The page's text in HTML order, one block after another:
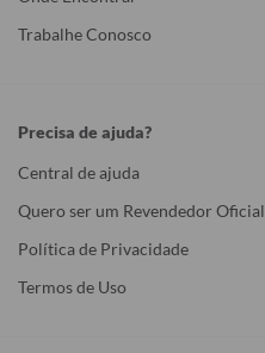
Trabalhe Conosco
Precisa de ajuda?
Central de ajuda
Quero ser um Revendedor Oficial
Política de Privacidade
Termos de Uso